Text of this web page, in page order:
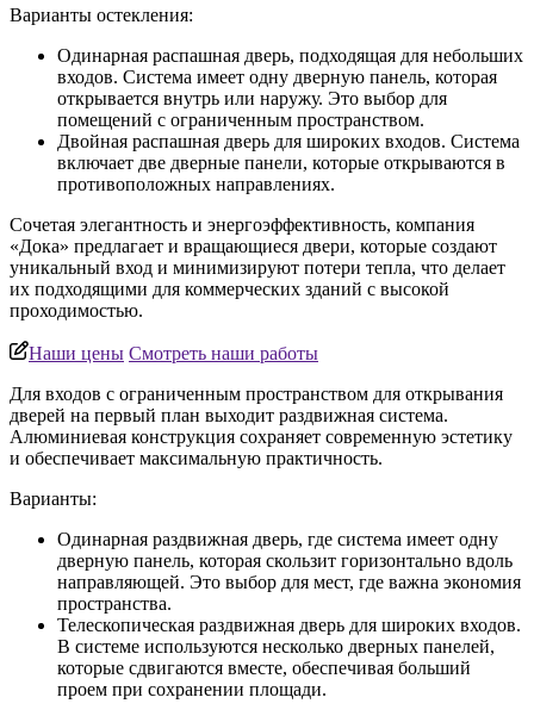
Варианты остекления:
Одинарная распашная дверь, подходящая для небольших
входов. Система имеет одну дверную панель, которая
открывается внутрь или наружу. Это выбор для
помещений с ограниченным пространством.
Двойная распашная дверь для широких входов. Система
включает две дверные панели, которые открываются в
противоположных направлениях.
Сочетая элегантность и энергоэффективность, компания
«Дока» предлагает и вращающиеся двери, которые создают
уникальный вход и минимизируют потери тепла, что делает
их подходящими для коммерческих зданий с высокой
проходимостью.
Наши цены Смотреть наши работы
Для входов с ограниченным пространством для открывания
дверей на первый план выходит раздвижная система.
Алюминиевая конструкция сохраняет современную эстетику
и обеспечивает максимальную практичность.
Варианты:
Одинарная раздвижная дверь, где система имеет одну
дверную панель, которая скользит горизонтально вдоль
направляющей. Это выбор для мест, где важна экономия
пространства.
Телескопическая раздвижная дверь для широких входов.
В системе используются несколько дверных панелей,
которые сдвигаются вместе, обеспечивая больший
проем при сохранении площади.